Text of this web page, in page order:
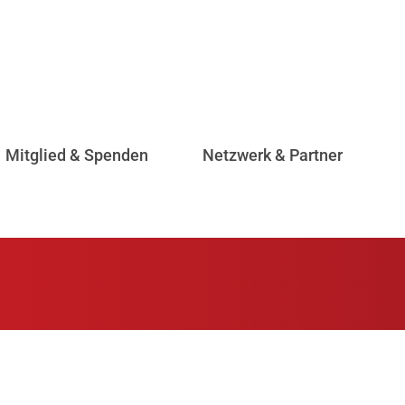
Mitglied & Spenden Netzwerk & Partner